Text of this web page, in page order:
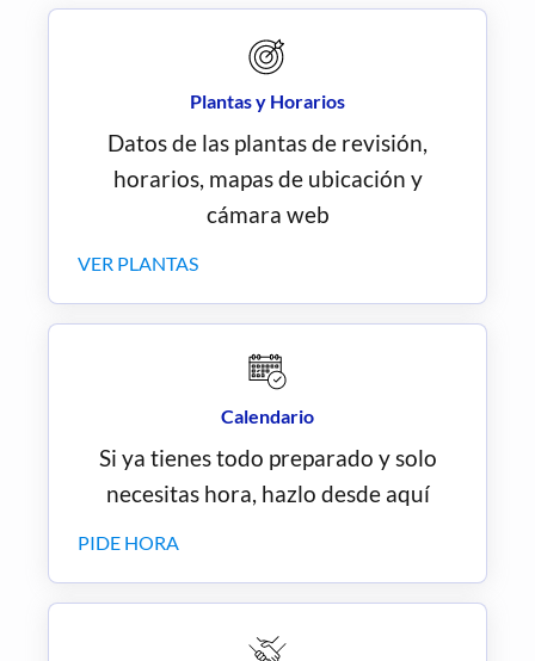
Plantas y Horarios
Datos de las plantas de revisión,
horarios, mapas de ubicación y
cámara web
VER PLANTAS
Calendario
Si ya tienes todo preparado y solo
necesitas hora, hazlo desde aquí
PIDE HORA